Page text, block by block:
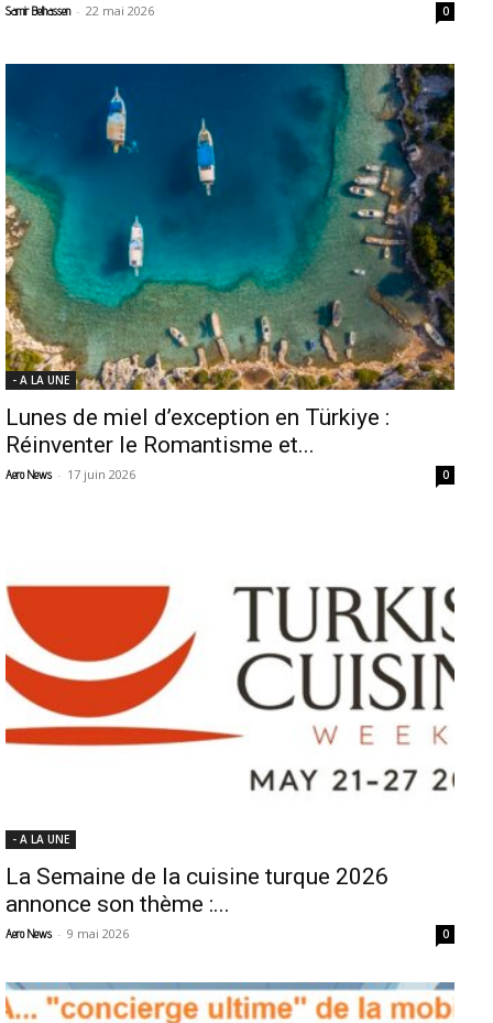
Samir Belhassen - 22 mai 2026 0
- A LA UNE
Lunes de miel d’exception en Türkiye :
Réinventer le Romantisme et...
Aero News - 17 juin 2026 0
- A LA UNE
La Semaine de la cuisine turque 2026
annonce son thème :...
Aero News - 9 mai 2026 0